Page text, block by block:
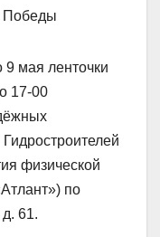
Победы
9 мая ленточки
17-00
физической
по
61.